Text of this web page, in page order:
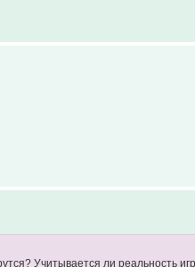
Учитывается ли реальность